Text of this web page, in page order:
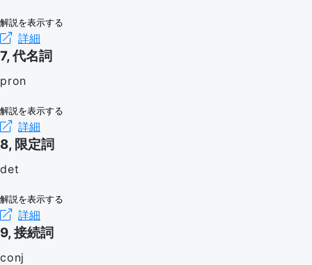
解説を表示する
詳細
7, 代名詞
pron
解説を表示する
詳細
8, 限定詞
det
解説を表示する
詳細
9, 接続詞
conj